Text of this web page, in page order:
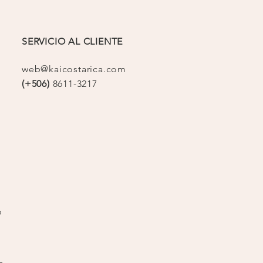
SERVICIO AL CLIENTE
web@kaicostarica.com
(+506) 8611-3217